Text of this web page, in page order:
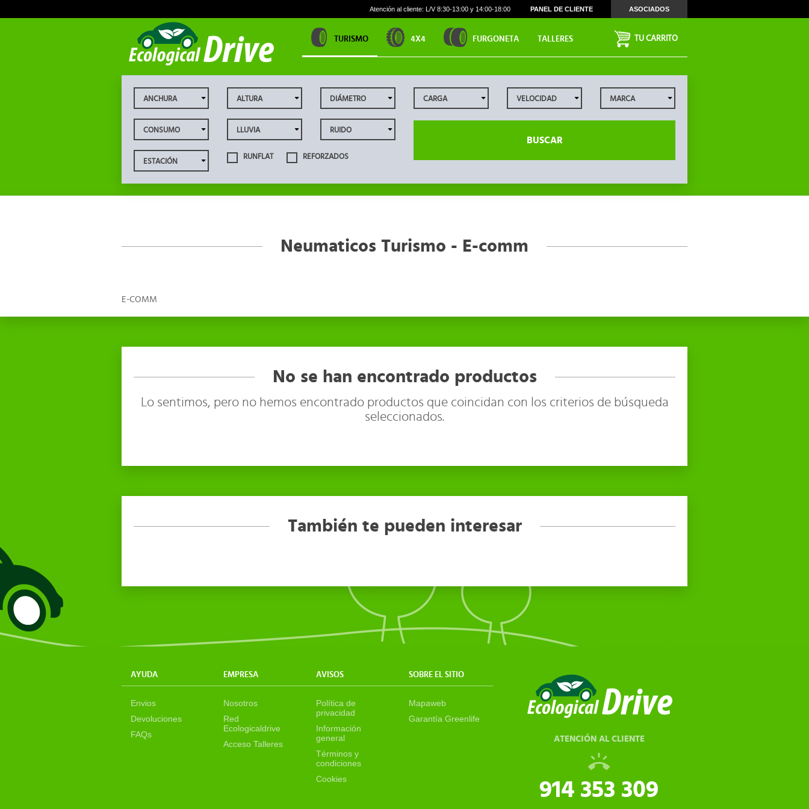
RUNFLAT REFORZADOS
BUSCAR
Neumaticos Turismo - E-comm
E-COMM
No se han encontrado productos
Lo sentimos, pero no hemos encontrado productos que coincidan con los criterios de búsqueda
seleccionados.
También te pueden interesar
AYUDA EMPRESA AVISOS SOBRE EL SITIO
Envios
Devoluciones
FAQs
Nosotros
Red
Ecologicaldrive
Acceso Talleres
Política de
privacidad
Información
general
Términos y
condiciones
Cookies
Mapaweb
Garantía Greenlife
ATENCIÓN AL CLIENTE
914 353 309
Atención al cliente: L/V 8:30-13:00 y 14:00-18:00 PANEL DE CLIENTE ASOCIADOS
TURISMO 4X4 FURGONETA TALLERES TU CARRITO